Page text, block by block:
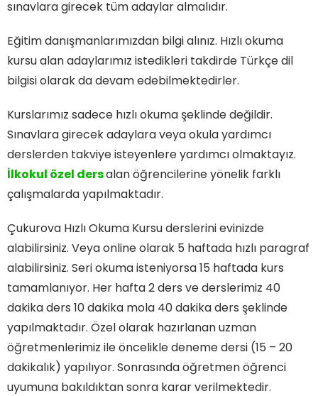
sınavlara girecek tüm adaylar almalıdır.
Eğitim danışmanlarımızdan bilgi alınız. Hızlı okuma
kursu alan adaylarımız istedikleri takdirde Türkçe dil
bilgisi olarak da devam edebilmektedirler.
Kurslarımız sadece hızlı okuma şeklinde değildir.
Sınavlara girecek adaylara veya okula yardımcı
derslerden takviye isteyenlere yardımcı olmaktayız.
İlkokul özel dersalan öğrencilerine yönelik farklı
çalışmalarda yapılmaktadır.
Çukurova Hızlı Okuma Kursu derslerini evinizde
alabilirsiniz. Veya online olarak 5 haftada hızlı paragraf
alabilirsiniz. Seri okuma isteniyorsa 15 haftada kurs
tamamlanıyor. Her hafta 2 ders ve derslerimiz 40
dakika ders 10 dakika mola 40 dakika ders şeklinde
yapılmaktadır. Özel olarak hazırlanan uzman
öğretmenlerimiz ile öncelikle deneme dersi (15 – 20
dakikalık) yapılıyor. Sonrasında öğretmen öğrenci
uyumuna bakıldıktan sonra karar verilmektedir.